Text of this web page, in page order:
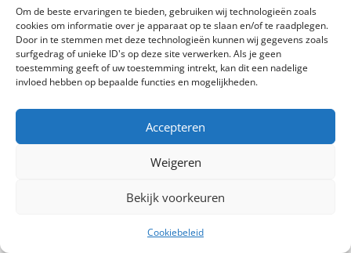
Om de beste ervaringen te bieden, gebruiken wij technologieën zoals
cookies om informatie over je apparaat op te slaan en/of te raadplegen.
Door in te stemmen met deze technologieën kunnen wij gegevens zoals
surfgedrag of unieke ID's op deze site verwerken. Als je geen
toestemming geeft of uw toestemming intrekt, kan dit een nadelige
invloed hebben op bepaalde functies en mogelijkheden.
Accepteren
Weigeren
Bekijk voorkeuren
Cookiebeleid
← vakantiehuis paramaribo vlindertje
vakantiehuis paramaribo waterbloem→
©2024 Huren in Paramaribo | All Rights Reserved |
Dorff Design | Online Marketing
Bureau Suriname